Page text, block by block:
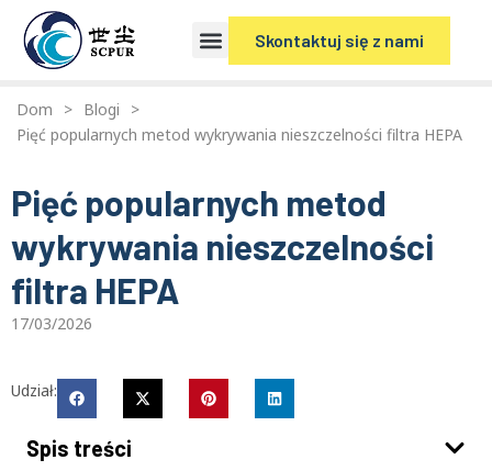
Skontaktuj się z nami
Dom > Blogi
>
Pięć popularnych metod wykrywania nieszczelności filtra HEPA
Pięć popularnych metod
wykrywania nieszczelności
filtra HEPA
17/03/2026
Udział:
Spis treści